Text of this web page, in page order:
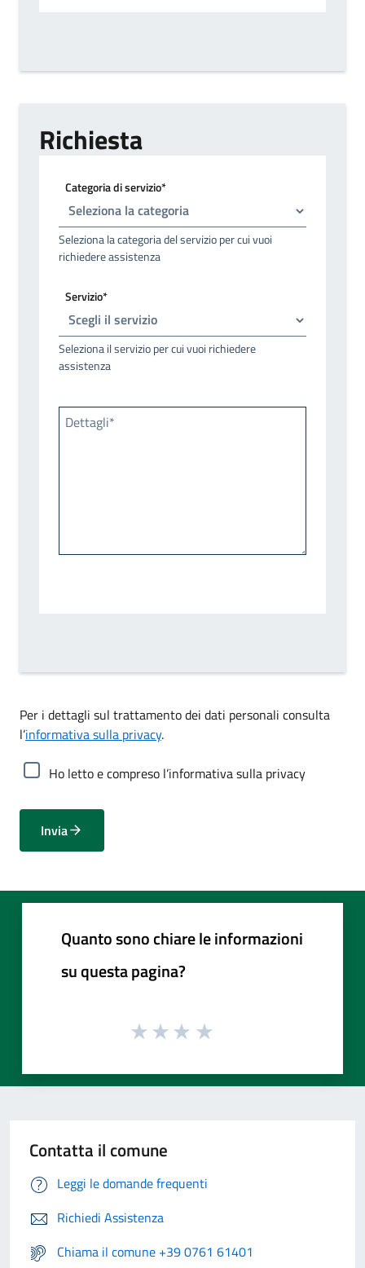
Richiesta
Categoria di servizio*
Seleziona la categoria del servizio per cui vuoi
richiedere assistenza
Servizio*
Seleziona il servizio per cui vuoi richiedere
assistenza
Dettagli*
Per i dettagli sul trattamento dei dati personali consulta
l’informativa sulla privacy.
Ho letto e compreso l’informativa sulla privacy
Invia
Quanto sono chiare le informazioni
su questa pagina?
Contatta il comune
Leggi le domande frequenti
Richiedi Assistenza
Chiama il comune +39 0761 61401